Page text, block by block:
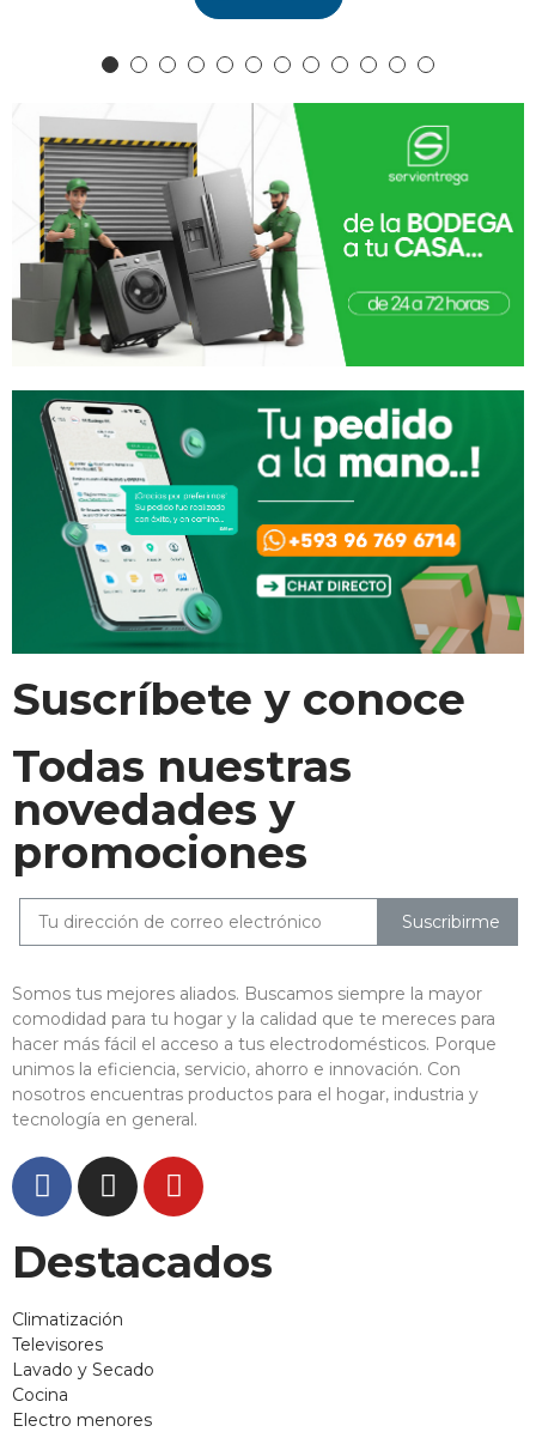
Suscríbete y conoce
Todas nuestras
novedades y
promociones
Suscribirme
Somos tus mejores aliados. Buscamos siempre la mayor
comodidad para tu hogar y la calidad que te mereces para
hacer más fácil el acceso a tus electrodomésticos. Porque
unimos la eficiencia, servicio, ahorro e innovación. Con
nosotros encuentras productos para el hogar, industria y
tecnología en general.
Destacados
Climatización
Televisores
Lavado y Secado
Cocina
Electro menores